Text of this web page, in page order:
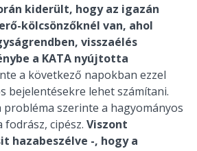
kiderült, hogy az igazán
kölcsönzőknél van, ahol
visszaélés
a KATA nyújtotta
a következő napokban ezzel
bejelentésekre lehet számítani.
probléma szerinte a hagyományos
cipész. Viszont
hazabeszélve -, hogy a